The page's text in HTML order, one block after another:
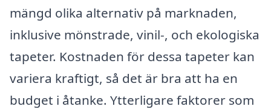
mängd olika alternativ på marknaden,
inklusive mönstrade, vinil-, och ekologiska
tapeter. Kostnaden för dessa tapeter kan
variera kraftigt, så det är bra att ha en
budget i åtanke. Ytterligare faktorer som